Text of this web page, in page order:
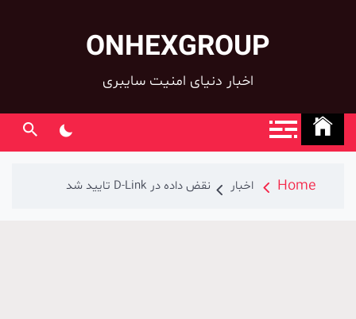
ONHEXGROUP
اخبار دنیای امنیت سایبری
Home اخبار نقض داده در D-Link تایید شد